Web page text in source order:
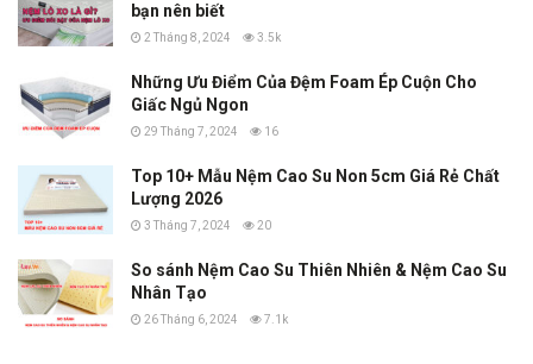
bạn nên biết
2 Tháng 8, 2024 3.5k
Những Ưu Điểm Của Đệm Foam Ép Cuộn Cho
Giấc Ngủ Ngon
29 Tháng 7, 2024 16
Top 10+ Mẫu Nệm Cao Su Non 5cm Giá Rẻ Chất
Lượng 2026
3 Tháng 7, 2024 20
So sánh Nệm Cao Su Thiên Nhiên & Nệm Cao Su
Nhân Tạo
26 Tháng 6, 2024 7.1k